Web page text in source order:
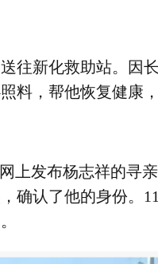
新化救助站。因
料，帮他恢复健康
发布杨志祥的寻
确认了他的身份。